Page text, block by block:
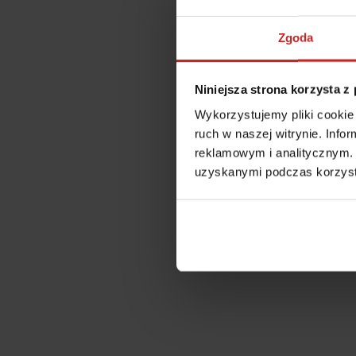
Zgoda
Niniejsza strona korzysta z
Wykorzystujemy pliki
ruch w naszej witrynie.
reklamowym i
uzyskanymi podczas